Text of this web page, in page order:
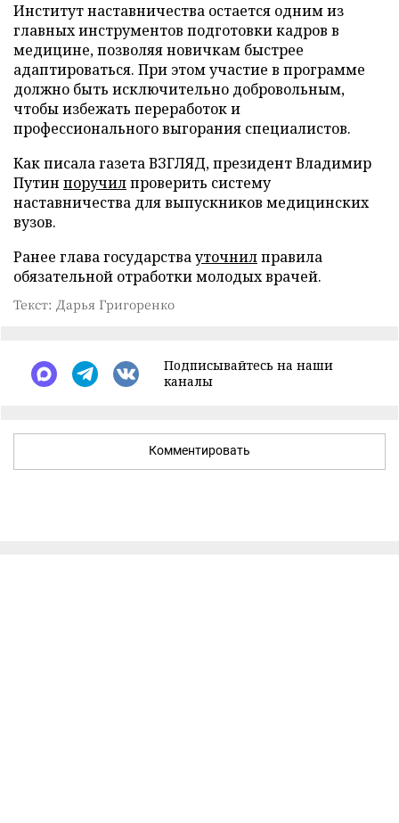
Институт наставничества остается одним из
главных инструментов подготовки кадров в
медицине, позволяя новичкам быстрее
адаптироваться. При этом участие в программе
должно быть исключительно добровольным,
чтобы избежать переработок и
профессионального выгорания специалистов.
Как писала газета ВЗГЛЯД, президент Владимир
Путин поручилпроверить систему
наставничества для выпускников медицинских
вузов.
Ранее глава государствауточнилправила
обязательной отработки молодых врачей.
Текст: Дарья Григоренко
Подписывайтесь на наши
каналы
Комментировать